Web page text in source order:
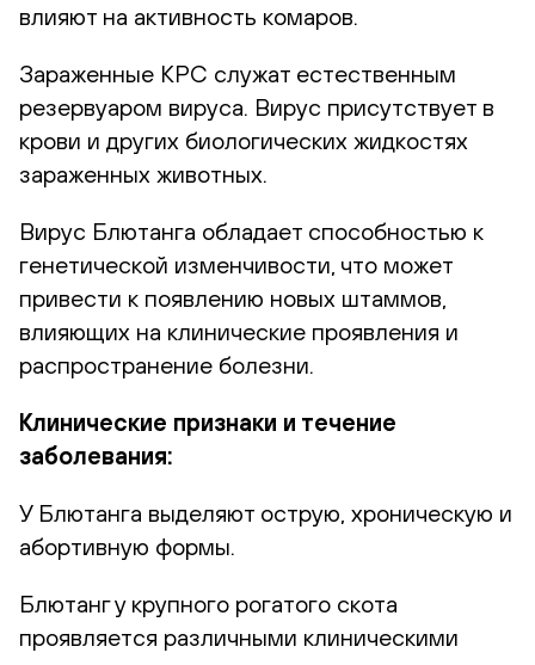
влияют на активность комаров.
Зараженные КРС служат естественным
резервуаром вируса. Вирус присутствует в
крови и других биологических жидкостях
зараженных животных.
Вирус Блютанга обладает способностью к
генетической изменчивости, что может
привести к появлению новых штаммов,
влияющих на клинические проявления и
распространение болезни.
Клинические признаки и течение
заболевания:
У Блютанга выделяют острую, хроническую и
абортивную формы.
Блютанг у крупного рогатого скота
проявляется различными клиническими